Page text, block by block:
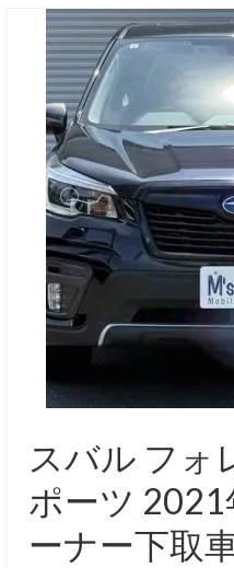
在庫車一覧
M’sCollectionパーツ
エムズオート
M’sCollection
エムズオートとは
サービス・保証
買取のご案内
店舗情報
トップメッセージ
スタッフ紹介
ブログ
スバル フォ
ポーツ 2021
ーナー下取